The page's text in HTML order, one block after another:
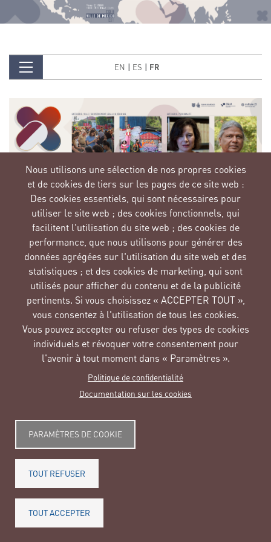
Aller au contenu principal
EN ES FR
Image
INSCRIVEZ-VOUS
Image Image
Image
Nous utilisons une sélection de nos propres cookies
et de cookies de tiers sur les pages de ce site web :
Des cookies essentiels, qui sont nécessaires pour
utiliser le site web ; des cookies fonctionnels, qui
facilitent l'utilisation du site web ; des cookies de
performance, que nous utilisons pour générer des
données agrégées sur l'utilisation du site web et des
statistiques ; et des cookies de marketing, qui sont
utilisés pour afficher du contenu et de la publicité
pertinents. Si vous choisissez « ACCEPTER TOUT »,
vous consentez à l'utilisation de tous les cookies.
Vous pouvez accepter ou refuser des types de cookies
individuels et révoquer votre consentement pour
l'avenir à tout moment dans « Paramètres ».
Politique de confidentialité
Documentation sur les cookies
PARAMÈTRES DE COOKIE
TOUT REFUSER
TOUT ACCEPTER
Avis juridique Cookies